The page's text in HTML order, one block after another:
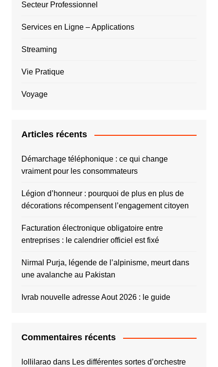
Secteur Professionnel
Services en Ligne – Applications
Streaming
Vie Pratique
Voyage
Articles récents
Démarchage téléphonique : ce qui change
vraiment pour les consommateurs
Légion d’honneur : pourquoi de plus en plus de
décorations récompensent l’engagement citoyen
Facturation électronique obligatoire entre
entreprises : le calendrier officiel est fixé
Nirmal Purja, légende de l’alpinisme, meurt dans
une avalanche au Pakistan
Ivrab nouvelle adresse Aout 2026 : le guide
Commentaires récents
lollilaraodans Les différentes sortes d’orchestre